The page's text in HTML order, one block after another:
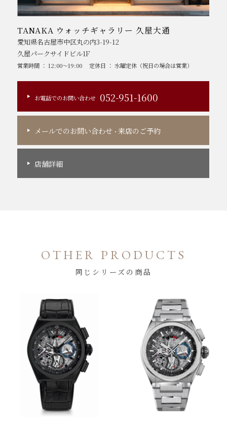
TANAKA ウォッチギャラリー 久屋大通
愛知県名古屋市中区丸の内3-19-12
久屋パークサイドビル1F
営業時間 ： 12:00～19:00 定休日 ： 水曜定休（祝日の場合は営業）
お電話でのお問い合わせ 052-951-1600
メールでのお問い合わせ ・来店のご予約
店舗詳細
OTHER PRODUCTS
同じシリーズの商品